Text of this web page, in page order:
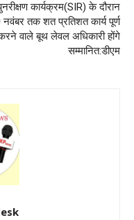
कार्यक्रम(SIR) के दौरान
नवंबर तक शत प्रतिशत कार्य पूर्ण
वाले बूथ लेवल अधिकारी होंगे
सम्मानित:डीएम